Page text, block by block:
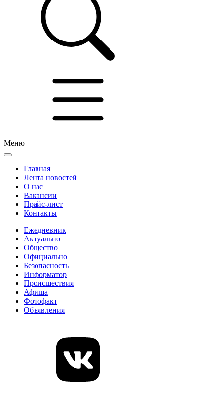
Меню
Главная
Лента новостей
О нас
Вакансии
Прайс-лист
Контакты
Ежедневник
Актуально
Общество
Официально
Безопасность
Информатор
Происшествия
Афиша
Фотофакт
Объявления